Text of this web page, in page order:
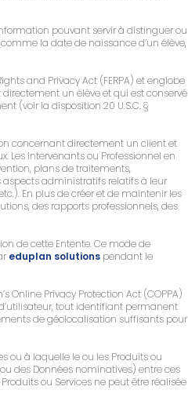
pouvant servir à distinguer ou
la date de naissance d’un élève,
and Privacy Act (FERPA) et englobe
un élève et qui est conservé
(voir la disposition 20 U.S.C. §
concernant directement un client et
Les Intervenants ou Professionnel en
plans de traitements,
aspects administratifs relatifs à leur
En plus de créer et de maintenir les
des rapports professionnels, des
de cette Entente. Ce mode de
eduplan solutions pendant le
Online Privacy Protection Act (COPPA)
tout identifiant permanent
de géolocalisation suffisants pour
ou à laquelle le ou les Produits ou
des Données nominatives) entre ces
ou Services ne peut être réalisée